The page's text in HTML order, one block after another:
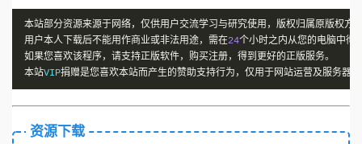
本站部分资源来源于网络，仅供用户交流学习与研究使用，版权归属原版权方
用户本人下载后不能用作商业或非法用途，需在24个小时之内从您的电脑中彻
如果您喜欢该程序，请支持正版软件，购买注册，得到更好的正版服务。
本站VIP捐赠是您喜欢本站而产生的赞助支持行为，仅用于网站运营及服务器
资源下载